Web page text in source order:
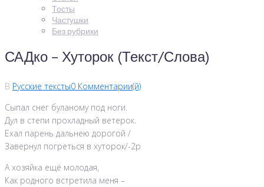
Тосты
Частушки
Без рубрики
САДко – Хуторок (Текст/Слова)
В Русские тексты0 Комментарии(й)
Сыпал снег буланому под ноги.
Дул в степи прохладный ветерок.
Ехал парень дальнею дорогой /
Завернул погреться в хуторок/-2р
А хозяйка ещё молодая,
Как родного встретила меня –